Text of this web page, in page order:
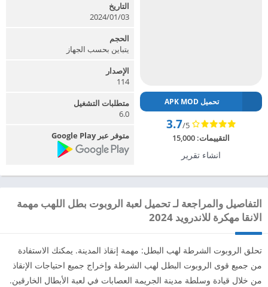
تحميل APK MOD
3.7/5
التقييمات: 15,000
انشاء تقرير
التاريخ
2024/01/03
الحجم
يتباين بحسب الجهاز
الإصدار
114
متطلبات التشغيل
6.0
متوفر عبر Google Play
التفاصيل والمراجعة لـ تحميل لعبة الروبوت بطل اللهب مهمة
الانقا مهكرة للاندرويد 2024
تحلق الروبوت الشرطة لهب البطل: مهمة إنقاذ المدينة. يمكنك الاستفادة
من جميع قوى الروبوت البطل لهب الشرطة وإخراج جميع احتياجات الإنقاذ
من خلال قيادة وسلطة مدينة الجريمة العصابات في لعبة الأبطال الخارقين.